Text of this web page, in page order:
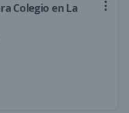
Colegio en La